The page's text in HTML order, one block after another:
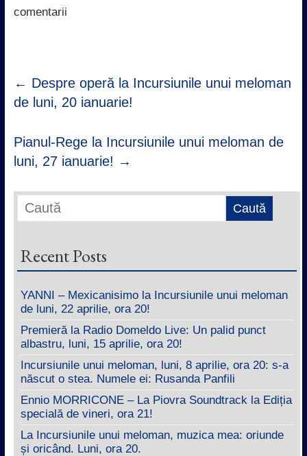
k
p
comentarii
← Despre operă la Incursiunile unui meloman
de luni, 20 ianuarie!
Pianul-Rege la Incursiunile unui meloman de
luni, 27 ianuarie! →
Recent Posts
YANNI – Mexicanisimo la Incursiunile unui meloman
de luni, 22 aprilie, ora 20!
Premieră la Radio Domeldo Live: Un palid punct
albastru, luni, 15 aprilie, ora 20!
Incursiunile unui meloman, luni, 8 aprilie, ora 20: s-a
născut o stea. Numele ei: Rusanda Panfili
Ennio MORRICONE – La Piovra Soundtrack la Ediția
specială de vineri, ora 21!
La Incursiunile unui meloman, muzica mea: oriunde
și oricând. Luni, ora 20.